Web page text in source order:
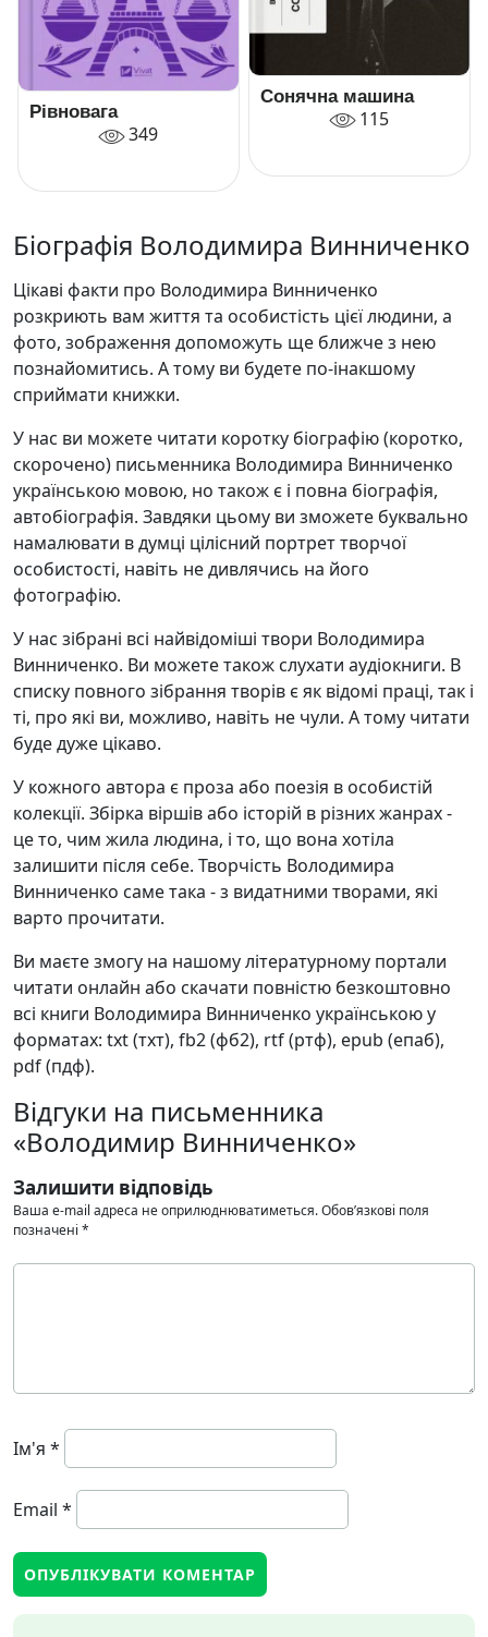
Рівновага
349
Сонячна машина
115
Біографія Володимира Винниченко
Цікаві факти про Володимира Винниченко
розкриють вам життя та особистість цієї людини, а
фото, зображення допоможуть ще ближче з нею
познайомитись. А тому ви будете по-інакшому
сприймати книжки.
У нас ви можете читати коротку біографію (коротко,
скорочено) письменника Володимира Винниченко
українською мовою, но також є і повна біографія,
автобіографія. Завдяки цьому ви зможете буквально
намалювати в думці цілісний портрет творчої
особистості, навіть не дивлячись на його
фотографію.
У нас зібрані всі найвідоміші твори Володимира
Винниченко. Ви можете також слухати аудіокниги. В
списку повного зібрання творів є як відомі праці, так і
ті, про які ви, можливо, навіть не чули. А тому читати
буде дуже цікаво.
У кожного автора є проза або поезія в особистій
колекції. Збірка віршів або історій в різних жанрах -
це то, чим жила людина, і то, що вона хотіла
залишити після себе. Творчість Володимира
Винниченко саме така - з видатними творами, які
варто прочитати.
Ви маєте змогу на нашому літературному портали
читати онлайн або скачати повністю безкоштовно
всі книги Володимира Винниченко українською у
форматах: txt (тхт), fb2 (фб2), rtf (ртф), epub (епаб),
pdf (пдф).
Відгуки на письменника
«Володимир Винниченко»
Залишити відповідь
Ваша e-mail адреса не оприлюднюватиметься.Обов’язкові поля
позначені *
Ім'я *
Email *